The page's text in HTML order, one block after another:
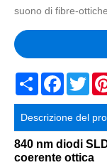
suono di fibre-
Share
Descrizione del
840 nm diodi
coerente ottica